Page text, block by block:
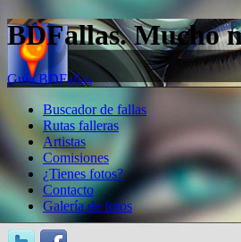
BDFallas. Mucho
Guía BDFallas
Buscador de fallas
Rutas falleras
Artistas
Comisiones
¿Tienes fotos?
Contacto
Galería de fotos